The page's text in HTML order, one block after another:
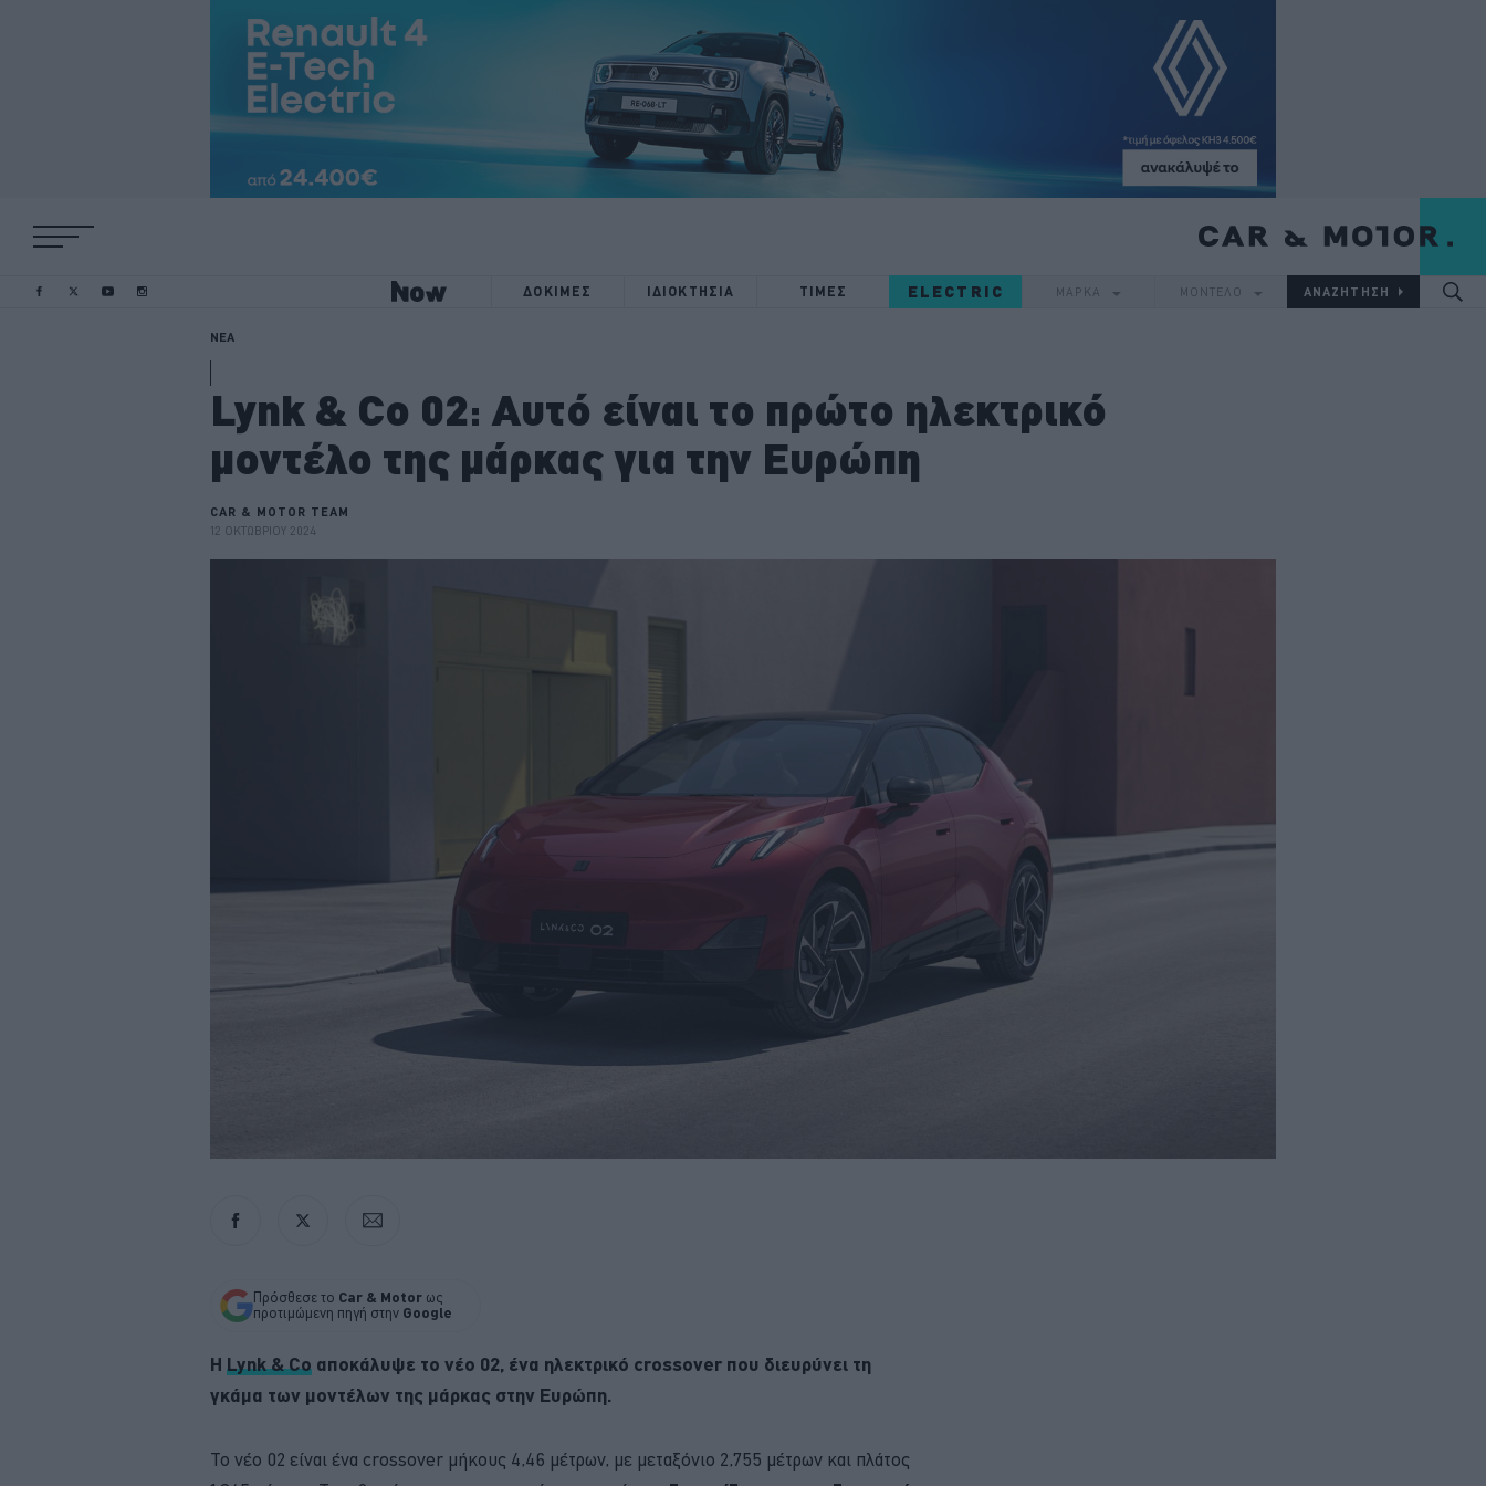
ΔΟΚΙΜΕΣ ΙΔΙΟΚΤΗΣΙΑ ΤΙΜΕΣ ELECTRIC ΜΑΡΚΑ ΜΟΝΤΕΛΟ
ΝΕΑ
Lynk & Co 02: Αυτό είναι το πρώτο ηλεκτρικό
μοντέλο της μάρκας για την Ευρώπη
CAR & MOTOR TEAM
12 ΟΚΤΩΒΡΙΟΥ 2024
Πρόσθεσε το Car & Motor ως
προτιμώμενη πηγή στην Google
Η Lynk & Co αποκάλυψε το νέο 02, ένα ηλεκτρικό crossover που διευρύνει τη
γκάμα των μοντέλων της μάρκας στην Ευρώπη.
Το νέο 02 είναι ένα crossover μήκους 4,46 μέτρων, με μεταξόνιο 2,755 μέτρων και πλάτος